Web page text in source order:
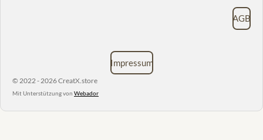
AGB
Impressum
© 2022 - 2026 CreatX.store
Mit Unterstützung von Webador